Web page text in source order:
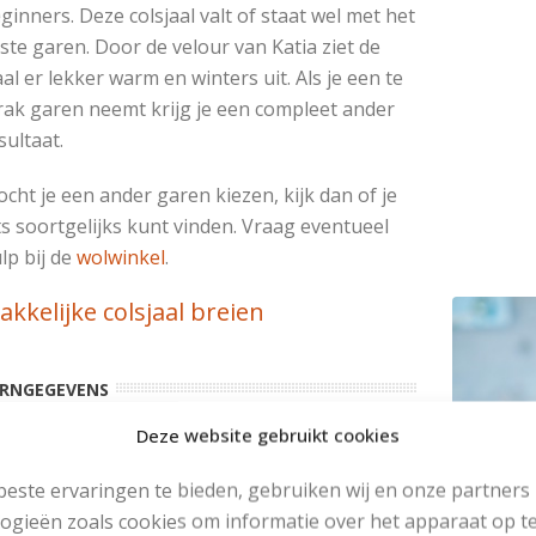
Deze website gebruikt cookies
ervaringen te bieden, gebruiken wij en onze partners
zoals cookies om informatie over het apparaat op
Deze colsjaal valt of staat wel met het
garen. Door de velour van Katia ziet de
er lekker warm en winters uit. Als je een te
garen neemt krijg je een compleet ander
je een ander garen kiezen, kijk dan of je
soortgelijks kunt vinden. Vraag eventueel
bij de wolwinkel.
colsjaal breien
Breinaalden: nr 6,5 (klik hier om breinld om te
rekenen)